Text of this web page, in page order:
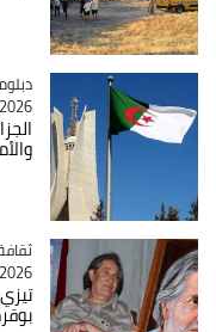
- 22:58
ثقافة
- 22:41